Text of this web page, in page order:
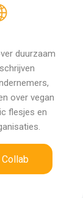
duurzaam
over vegan
flesjes en
Collab